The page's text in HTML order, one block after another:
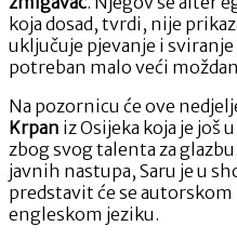
koja dosad, tvrdi, nije
uključuje pjevanje i
potreban malo veći
Na pozornicu će ove
Krpan iz Osijeka koja je još
zbog svog talenta za
javnih nastupa, Saru je u
predstavit će se
engleskom jeziku.